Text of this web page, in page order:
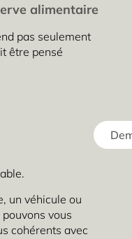
alimentaire
pas seulement
être pensé
un véhicule ou
vous
cohérents avec